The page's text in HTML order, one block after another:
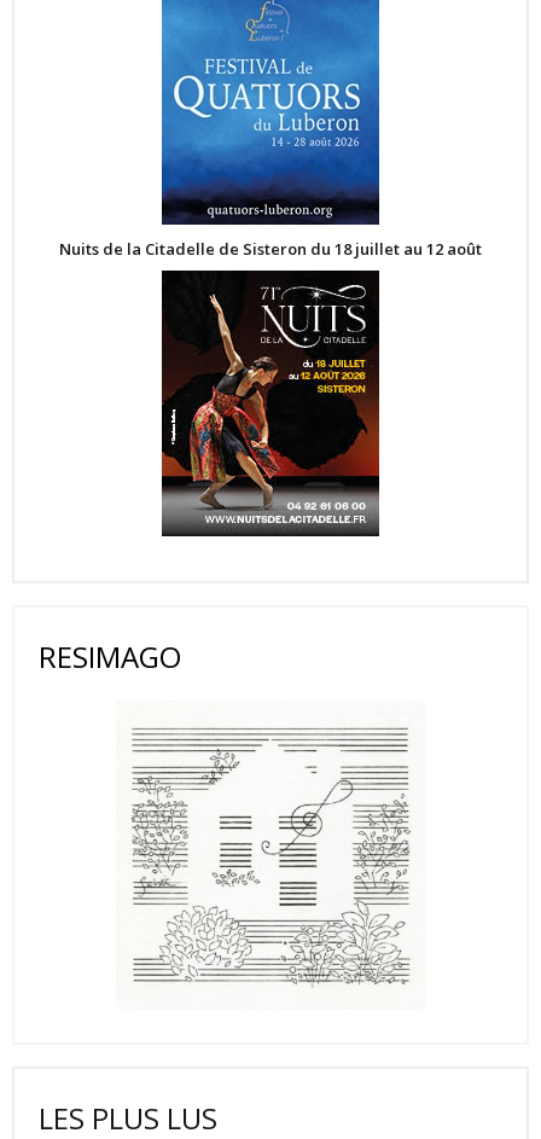
Nuits de la Citadelle de Sisteron du 18 juillet au 12 août
RESIMAGO
LES PLUS LUS